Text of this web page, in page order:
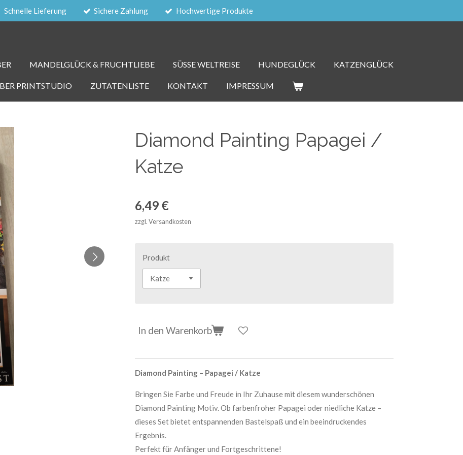
Schnelle Lieferung Sichere Zahlung Hochwertige Produkte
MANDELGLÜCK & FRUCHTLIEBE SÜSSE WELTREISE HUNDEGLÜCK KATZENGLÜCK
PRINTSTUDIO ZUTATENLISTE KONTAKT IMPRESSUM
Diamond Painting Papagei /
Katze
6,49 €
zzgl. Versandkosten
Produkt
In den Warenkorb
Diamond Painting – Papagei / Katze
Bringen Sie Farbe und Freude in Ihr Zuhause mit diesem wunderschönen
Diamond Painting Motiv. Ob farbenfroher Papagei oder niedliche Katze –
dieses Set bietet entspannenden Bastelspaß und ein beeindruckendes
Ergebnis.
Perfekt für Anfänger und Fortgeschrittene!